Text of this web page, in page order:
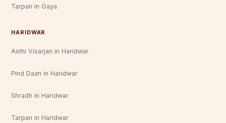
Tarpan in Gaya
HARIDWAR
Asthi Visarjan in Haridwar
Pind Daan in Haridwar
Shradh in Haridwar
Tarpan in Haridwar